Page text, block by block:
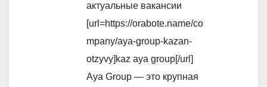
актуальные вакансии
[url=https://orabote.name/co
mpany/aya-group-kazan-
otzyvy]kaz aya group[/url]
Aya Group — это крупная